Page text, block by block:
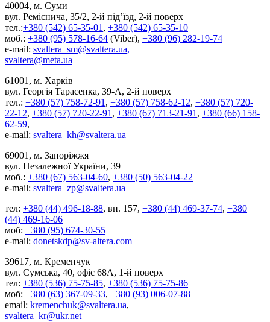
40004, м. Суми
вул. Реміснича, 35/2, 2-й під’їзд, 2-й поверх
тел.:+380 (542) 65-35-01, +380 (542) 65-35-10
моб.: +380 (95) 578-16-64 (Viber), +380 (96) 282-19-74
e-mail: svaltera_sm@svaltera.ua,
svaltera@meta.ua
61001, м. Харків
вул. Георгія Тарасенка, 39-А, 2-й поверх
тел.: +380 (57) 758-72-91, +380 (57) 758-62-12, +380 (57) 720-
22-12, +380 (57) 720-22-91, +380 (67) 713-21-91, +380 (66) 158-
62-59,
e-mail: svaltera_kh@svaltera.ua
69001, м. Запоріжжя
вул. Незалежної України, 39
моб.: +380 (67) 563-04-60, +380 (50) 563-04-22
e-mail: svaltera_zp@svaltera.ua
тел: +380 (44) 496-18-88, вн. 157, +380 (44) 469-37-74, +380
(44) 469-16-06
моб: +380 (95) 674-30-55
e-mail: donetskdp@sv-altera.com
39617, м. Кременчук
вул. Сумська, 40, офіс 68А, 1-й поверх
тел: +380 (536) 75-75-85, +380 (536) 75-75-86
моб: +380 (63) 367-09-33, +380 (93) 006-07-88
email: kremenchuk@svaltera.ua,
svaltera_kr@ukr.net